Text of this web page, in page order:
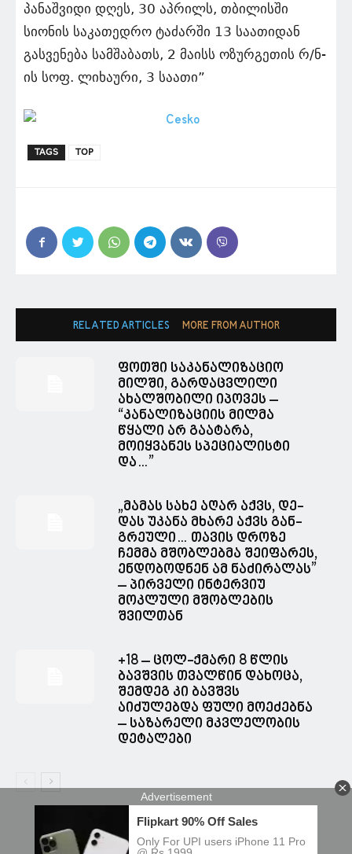
პანაშვიდი დღეს, 30 აპრილს, თბილისში
სიონის საკათედრო ტაძარში 13 საათიდან
გასვენება სამშაბათს, 2 მაისს ოზურგეთის რ/ნ-
ის სოფ. ლიხაური, 3 საათი”
TAGS TOP
RELATED ARTICLES MORE FROM AUTHOR
ფოთში საკანალიზაციო
მილში, გარდაცვლილი
ახალშობილი იპოვეს –
“კანალიზაციის მილმა
წყალი არ გაატარა,
მოიყვანეს სპეციალისტი
და…”
„მა­მას სახე აღარ აქვს, დე­
დას უკა­ნა მხა­რე აქვს გან­
გრე­უ­ლი… თავის დროზე
ჩემმა მშობლებმა შეიფარეს,
ენდობოდნენ ამ ნაძირალას”
– პირველი ინტერვიუ
მოკლული მშობლების
შვილთან
+18 – ცოლ-ქმარი 8 წლის
ბავშვის თვალწინ დახოცა,
შემდეგ კი ბავშვს
აიძულებდა ფული მოეძებნა
– საზარელი მკვლელობის
დეტალები